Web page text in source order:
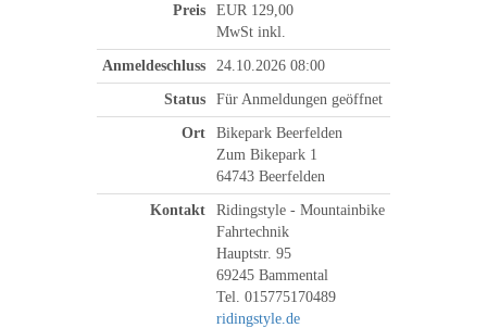
Preis
EUR 129,00
MwSt inkl.
Anmeldeschluss 24.10.2026 08:00
Status Für Anmeldungen geöffnet
Ort
Bikepark Beerfelden
Zum Bikepark 1
64743 Beerfelden
Kontakt
Ridingstyle - Mountainbike
Fahrtechnik
Hauptstr. 95
69245 Bammental
Tel. 015775170489
ridingstyle.de